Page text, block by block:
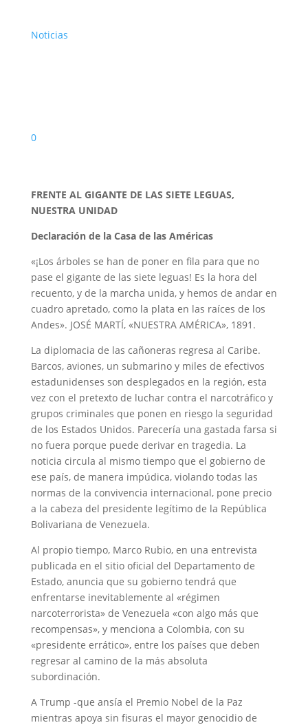
Noticias
0
FRENTE AL GIGANTE DE LAS SIETE LEGUAS,
NUESTRA UNIDAD
Declaración de la Casa de las Américas
«¡Los árboles se han de poner en fila para que no
pase el gigante de las siete leguas! Es la hora del
recuento, y de la marcha unida, y hemos de andar en
cuadro apretado, como la plata en las raíces de los
Andes». JOSÉ MARTÍ, «NUESTRA AMÉRICA», 1891.
La diplomacia de las cañoneras regresa al Caribe.
Barcos, aviones, un submarino y miles de efectivos
estadunidenses son desplegados en la región, esta
vez con el pretexto de luchar contra el narcotráfico y
grupos criminales que ponen en riesgo la seguridad
de los Estados Unidos. Parecería una gastada farsa si
no fuera porque puede derivar en tragedia. La
noticia circula al mismo tiempo que el gobierno de
ese país, de manera impúdica, violando todas las
normas de la convivencia internacional, pone precio
a la cabeza del presidente legítimo de la República
Bolivariana de Venezuela.
Al propio tiempo, Marco Rubio, en una entrevista
publicada en el sitio oficial del Departamento de
Estado, anuncia que su gobierno tendrá que
enfrentarse inevitablemente al «régimen
narcoterrorista» de Venezuela «con algo más que
recompensas», y menciona a Colombia, con su
«presidente errático», entre los países que deben
regresar al camino de la más absoluta
subordinación.
A Trump -que ansía el Premio Nobel de la Paz
mientras apoya sin fisuras el mayor genocidio de